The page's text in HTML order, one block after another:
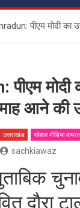
पीएम मोदी का
मोदी
आने की
उत्तराखंड सोशल मीडिया
sachkiawaz
दौरा